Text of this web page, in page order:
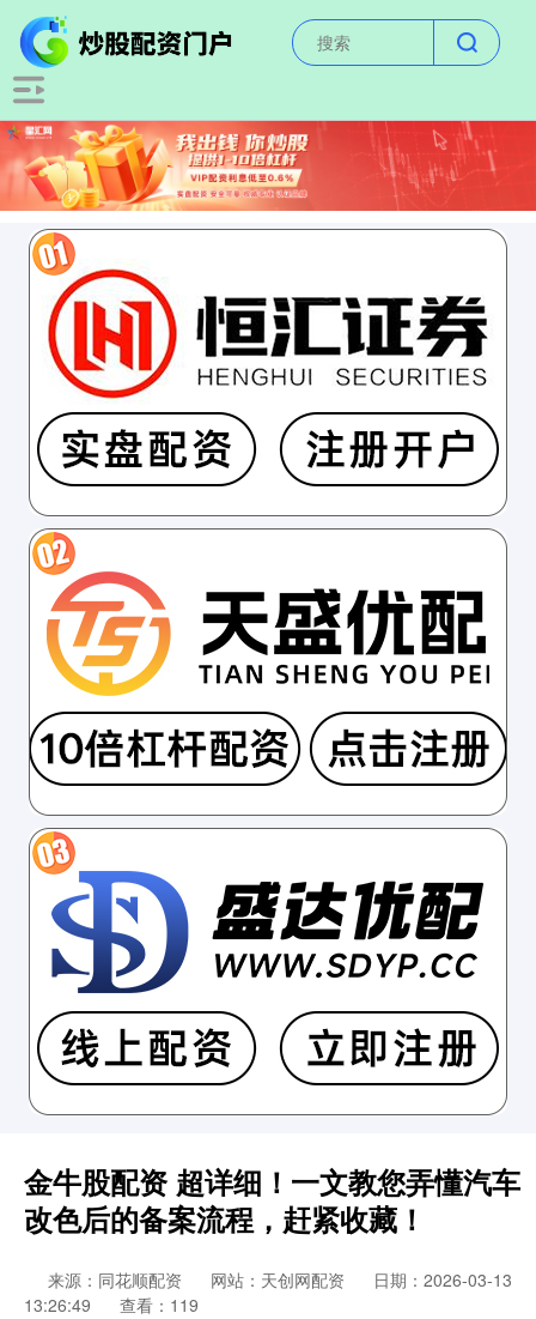
金牛股配资 超详细！一文教您弄懂汽车
改色后的备案流程，赶紧收藏！
来源：同花顺配资 网站：天创网配资
日期：2026-03-13
13:26:49
查看：119